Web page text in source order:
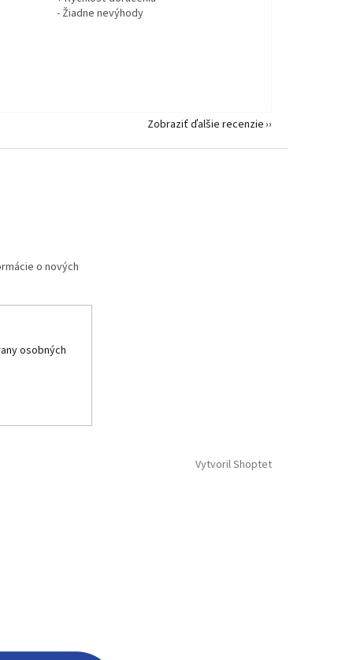
- Žiadne nevýhody
Zobraziť ďalšie recenzie
o nových
osobných
Vytvoril Shoptet